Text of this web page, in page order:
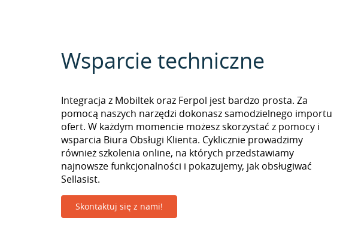
Wsparcie techniczne
Integracja z Mobiltek oraz Ferpol jest bardzo prosta. Za
pomocą naszych narzędzi dokonasz samodzielnego importu
ofert. W każdym momencie możesz skorzystać z pomocy i
wsparcia Biura Obsługi Klienta. Cyklicznie prowadzimy
również szkolenia online, na których przedstawiamy
najnowsze funkcjonalności i pokazujemy, jak obsługiwać
Sellasist.
Skontaktuj się z nami!